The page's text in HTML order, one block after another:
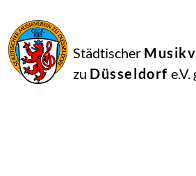
Städtischer
zu Düsseldorf